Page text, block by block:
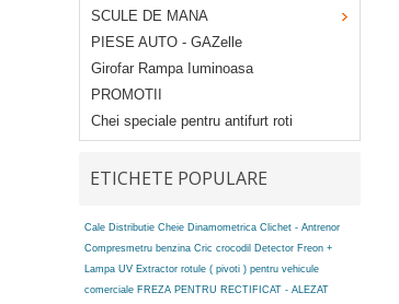
SCULE DE MANA
PIESE AUTO - GAZelle
Girofar Rampa Iuminoasa
PROMOTII
Chei speciale pentru antifurt roti
ETICHETE POPULARE
Cale Distributie Cheie Dinamometrica Clichet - Antrenor
Compresmetru benzina Cric crocodil Detector Freon +
Lampa UV Extractor rotule ( pivoti ) pentru vehicule
comerciale FREZA PENTRU RECTIFICAT - ALEZAT